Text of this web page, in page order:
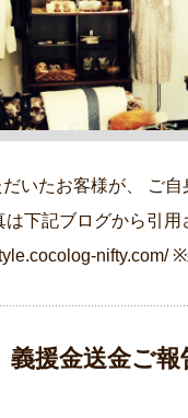
いたお客様が、 ご
下記ブログから引
nifty.com/
義援金送金ご報